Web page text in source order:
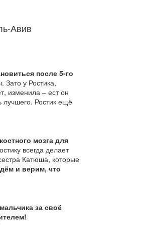
Авив
после 5-го
Зато у Ростика,
изменила – ест он
лучшего. Ростик ещё
мозга для
всегда делает
Катюша, которые
и верим, что
за своё